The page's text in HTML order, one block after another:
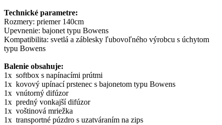
Technické parametre:
Rozmery: priemer 140cm
Upevnenie: bajonet typu Bowens
Kompatibilita: svetlá a záblesky ľubovoľného výrobcu s úchytom
typu Bowens
Balenie obsahuje:
1x softbox s napínacími prútmi
1x kovový upínací prstenec s bajonetom typu Bowens
1x vnútorný difúzor
1x predný vonkajší difúzor
1x voštinová mriežka
1x transportné púzdro s uzatváraním na zips